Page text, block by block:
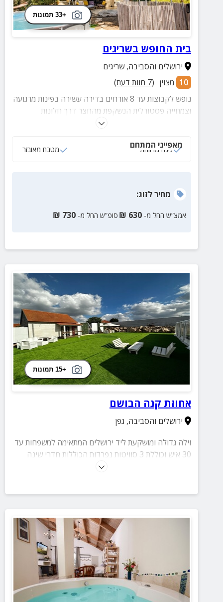
+33 תמונות
בית החופש בשריגים
ירושלים והסביבה,שריגים
10 מצוין (
7 חוות דעת)
נופש לקבוצות עד 8 אורחים בדירה עשירה בפינות מרגועה
וצמחייה פסטורלית הנשקפת מהחצר דרך חלונות
פנורמיים בסלון ובחדר השינה. אורחינו יוכלו ליהנות ממגוון
מסלולי הליכה ואופניים, יקב ומבשלת בירה
מאפייני המתחם
גינה מרווחת מטבח מאובזר
מחירלזוג:
אמצ”ש החל מ- 630
₪ סופ”ש החל מ- 730
₪
+15 תמונות
אחוזת קנה הבושם
ירושלים והסביבה, גפן
וילה גדולה ומושקעת ליד ירושלים המתאימה למשפחות עד
30 איש וכוללת 3 סוויטות נפרדות הכוללות חדרי שינה
מאובזרים, מטבח, חדר רחצה, סלון עם טלוויזיה ועוד.